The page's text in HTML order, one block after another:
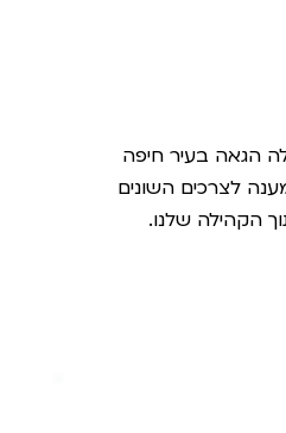
הגאה בעיר חיפה
לצרכים השונים
הקהילה שלנו.